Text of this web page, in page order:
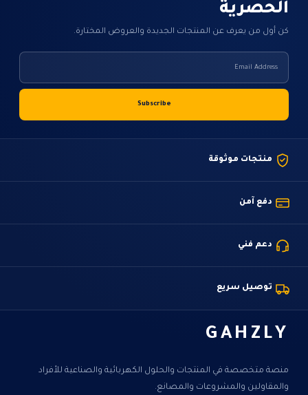
الحصرية
كن أول من يعرف عن المنتجات الجديدة والعروض المختارة.
منتجات موثوقة
دفع آمن
دعم فني
توصيل سريع
GAHZLY
منصة متخصصة في المنتجات والحلول الكهربائية والصناعية للأفراد
والمقاولين والمشروعات والمصانع.